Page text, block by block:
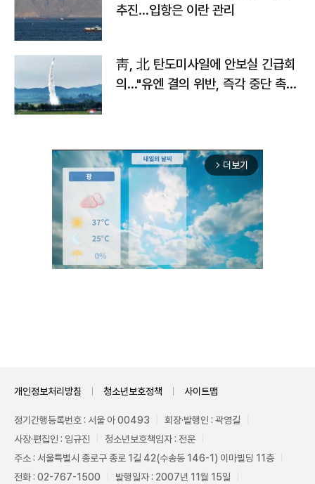
추진…입항은 이란 관리
靑, 北 탄도미사일에 안보실 긴급회
의…"유엔 결의 위반, 즉각 중단 촉
arrow_forward_ios 더보기
개인정보처리방침 청소년보호정책 사이트맵
정기간행등록번호 : 서울 아 00493
회장·발행인 : 곽영길
사장·편집인 : 임규진
청소년보호책임자 : 전운
주소 : 서울특별시 종로구 종로 1길 42(수송동 146-1) 이마빌딩 11층
전화 : 02-767-1500
발행일자 : 2007년 11월 15일